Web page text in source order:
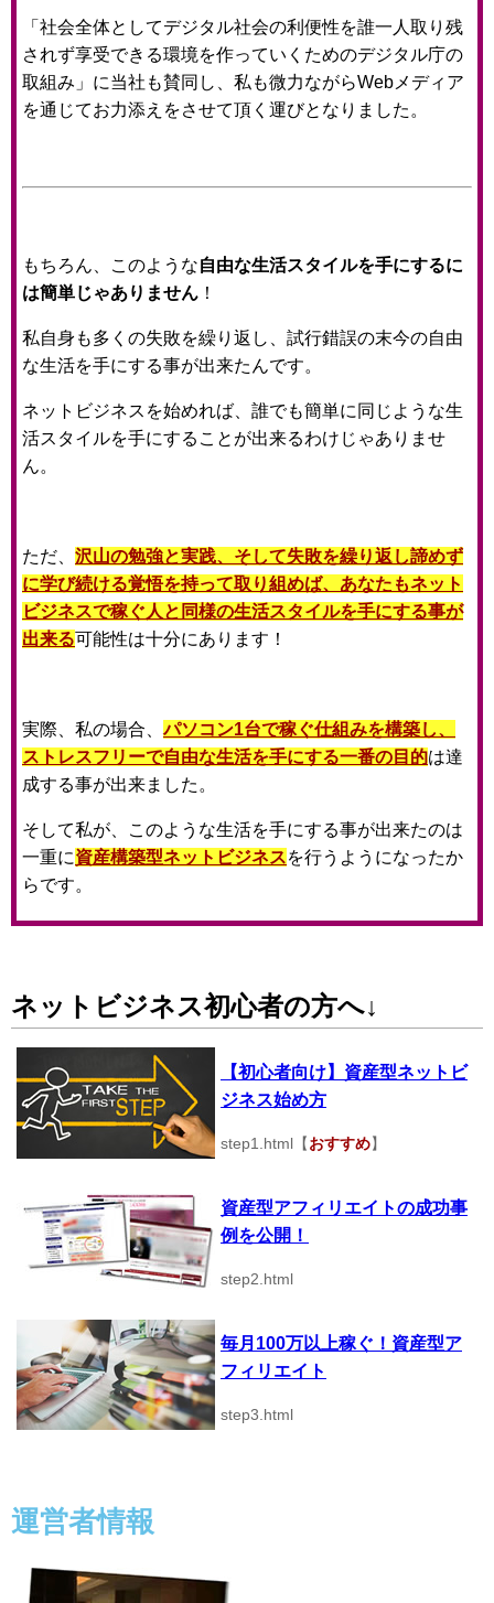
「社会全体としてデジタル社会の利便性を誰一人取り残
されず享受できる環境を作っていくためのデジタル庁の
取組み」に当社も賛同し、私も微力ながらWebメディア
を通じてお力添えをさせて頂く運びとなりました。
もちろん、このような自由な生活スタイルを手にするに
は簡単じゃありません ！
私自身も多くの失敗を繰り返し、試行錯誤の末今の自由
な生活を手にする事が出来たんです。
ネットビジネスを始めれば、誰でも簡単に同じような生
活スタイルを手にすることが出来るわけじゃありませ
ん。
ただ、 沢山の勉強と実践、そして失敗を繰り返し諦めず
に学び続ける覚悟を持って取り組めば、あなたもネット
ビジネスで稼ぐ人と同様の生活スタイルを手にする事が
出来る可能性は十分にあります！
実際、私の場合、パソコン1台で稼ぐ仕組みを構築し、
ストレスフリーで自由な生活を手にする一番の目的は達
成する事が出来ました。
そして私が、このような生活を手にする事が出来たのは
一重に資産構築型ネットビジネスを行うようになったか
らです。
ネットビジネス初心者の方へ↓
【初心者向け】資産型ネットビ
ジネス始め方
step1.html【おすすめ】
資産型アフィリエイトの成功事
例を公開！
step2.html
毎月100万以上稼ぐ！資産型ア
フィリエイト
step3.html
運営者情報